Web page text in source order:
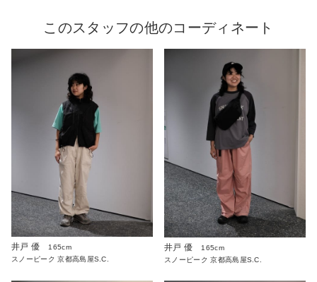
このスタッフの他のコーディネート
井戸 優
165cm
スノーピーク 京都高島屋S.C.
井戸 優
165cm
スノーピーク 京都高島屋S.C.